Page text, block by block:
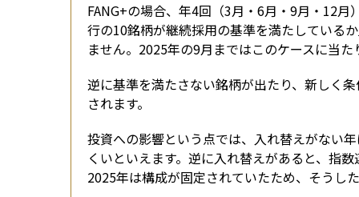
FANG+の場合、年4回（3月・6月・9月・12
行の10銘柄が継続採用の基準を満たしている
ません。2025年の9月まではこのケースに当
逆に基準を満たさない銘柄が出たり、新しく
されます。
投資への影響という点では、入れ替えがない
くいといえます。逆に入れ替えがあると、指
2025年は構成が固定されていたため、そうし